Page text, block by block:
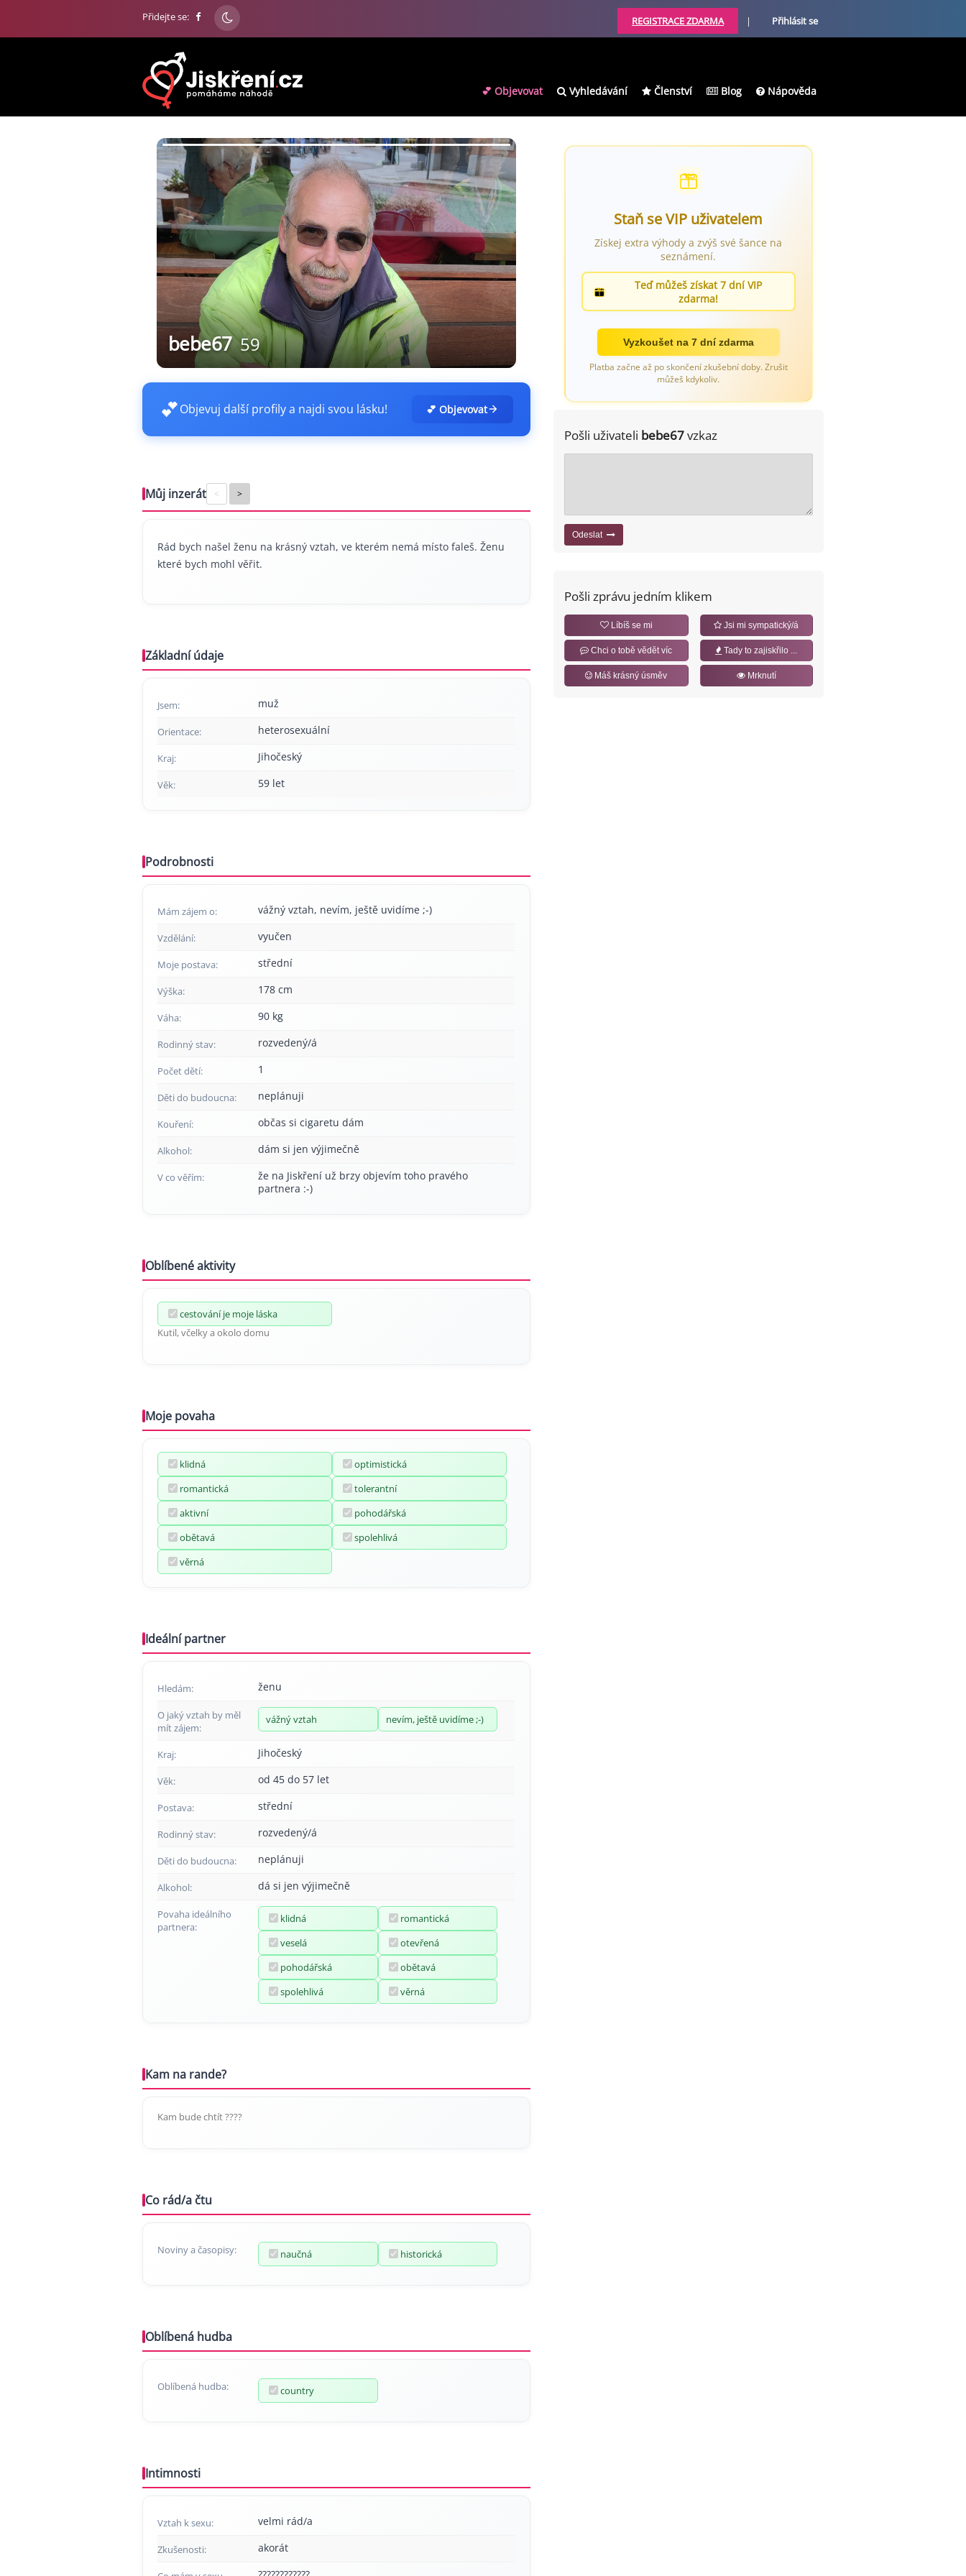
Přidejte se: REGISTRACE ZDARMA | Přihlásit se
💕 Objevovat Vyhledávání Členství Blog Nápověda
bebe67 59
💕Objevuj další profily a najdi svou lásku! 💕 Objevovat
Můj inzerát < >
Rád bych našel ženu na krásný vztah, ve kterém nemá místo faleš. Ženu
které bych mohl věřit.
Základní údaje
Jsem: muž
Orientace: heterosexuální
Kraj: Jihočeský
Věk: 59 let
Podrobnosti
Mám zájem o: vážný vztah, nevím, ještě uvidíme ;-)
Vzdělání: vyučen
Moje postava: střední
Výška: 178 cm
Váha: 90 kg
Rodinný stav: rozvedený/á
Počet dětí: 1
Děti do budoucna: neplánuji
Kouření: občas si cigaretu dám
Alkohol: dám si jen výjimečně
V co věřím:
že na Jiskření už brzy objevím toho pravého
partnera :-)
Oblíbené aktivity
cestování je moje láska
Kutil, včelky a okolo domu
Moje povaha
klidná
optimistická
romantická
tolerantní
aktivní
pohodářská
obětavá
spolehlivá
věrná
Ideální partner
Hledám: ženu
O jaký vztah by měl
mít zájem:
vážný vztah nevím, ještě uvidíme ;-)
Kraj: Jihočeský
Věk: od 45 do 57 let
Postava: střední
Rodinný stav: rozvedený/á
Děti do budoucna: neplánuji
Alkohol: dá si jen výjimečně
Povaha ideálního
partnera:
klidná
romantická
veselá
otevřená
pohodářská
obětavá
spolehlivá
věrná
Kam na rande?
Kam bude chtít ????
Co rád/a čtu
Noviny a časopisy: naučná historická
Oblíbená hudba
Oblíbená hudba: country
Intimnosti
Vztah k sexu: velmi rád/a
Zkušenosti: akorát
Staň se VIP uživatelem
Získej extra výhody a zvýš své šance na
seznámení.
Teď můžeš získat 7 dní VIP
zdarma!
Vyzkoušet na 7 dní zdarma
Platba začne až po skončení zkušební doby. Zrušit
můžeš kdykoliv.
Pošli uživateli bebe67vzkaz
Odeslat
Pošli zprávu jedním klikem
Líbíš se mi Jsi mi sympatický/á
Chci o tobě vědět víc Tady to zajiskřilo ...
Máš krásný úsměv Mrknutí